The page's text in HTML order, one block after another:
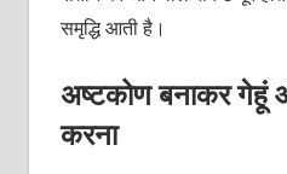
समृद्धि आती है।
अष्टकोण बनाकर गेहूं
करना